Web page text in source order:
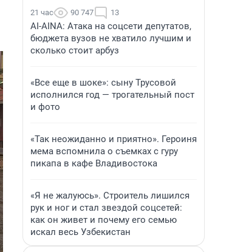
21 час 90 747 13
AI-AINA: Атака на соцсети депутатов,
бюджета вузов не хватило лучшим и
сколько стоит арбуз
«Все еще в шоке»: сыну Трусовой
исполнился год — трогательный пост
и фото
«Так неожиданно и приятно». Героиня
мема вспомнила о съемках с гуру
пикапа в кафе Владивостока
«Я не жалуюсь». Строитель лишился
рук и ног и стал звездой соцсетей:
как он живет и почему его семью
искал весь Узбекистан